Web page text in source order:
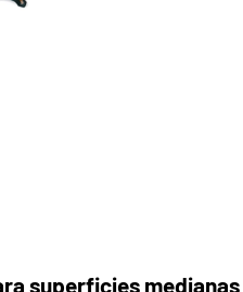
superficies